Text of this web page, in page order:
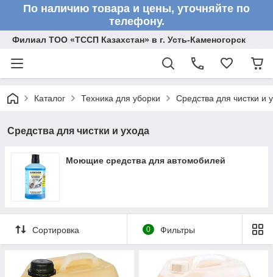
По наличию товара и цены, уточняйте по
телефону.
Филиал ТОО «ТССП Казахстан» в г. Усть-Каменогорск
Каталог Техника для уборки Средства для чистки и
Средства для чистки и ухода
Моющие средства для автомобилей
Сортировка 0 Фильтры